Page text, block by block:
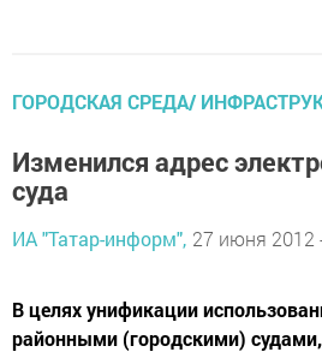
ГОРОДСКАЯ СРЕДА/
Изменился адрес
суда
ИА "Татар-информ", 27 июня 2012
В целях унификации
районными (городскими)